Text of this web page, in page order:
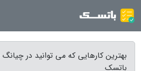
بهترین کارهایی که می توانید در
باتسک